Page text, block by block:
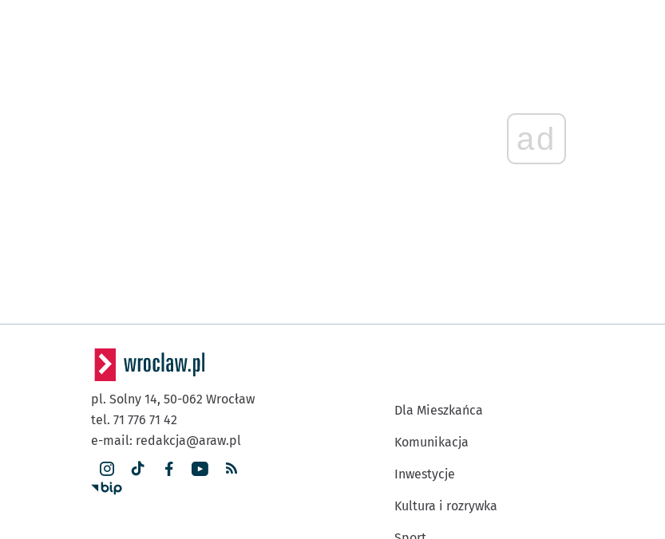
ad
pl. Solny 14, 50-062 Wrocław
tel. 71 776 71 42
e-mail: redakcja@araw.pl
Dla Mieszkańca
Komunikacja
Inwestycje
Kultura i rozrywka